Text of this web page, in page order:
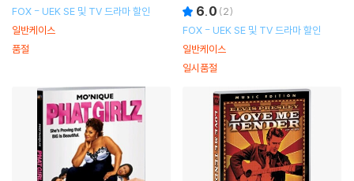
일반케이스
FOX - UEK SE 및 TV 드라마 할인
품절 일반케이스
6.0 (2)
FOX - UEK SE 및 TV 드라마 할인
일시품절